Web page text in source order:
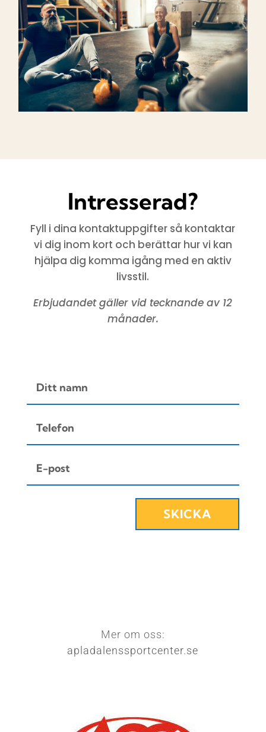
Intresserad?
Fyll i dina kontaktuppgifter så kontaktar
vi dig inom kort och berättar hur vi kan
hjälpa dig komma igång med en aktiv
livsstil.
Erbjudandet gäller vid tecknande av 12
månader.
SKICKA
Mer om oss:
apladalenssportcenter.se